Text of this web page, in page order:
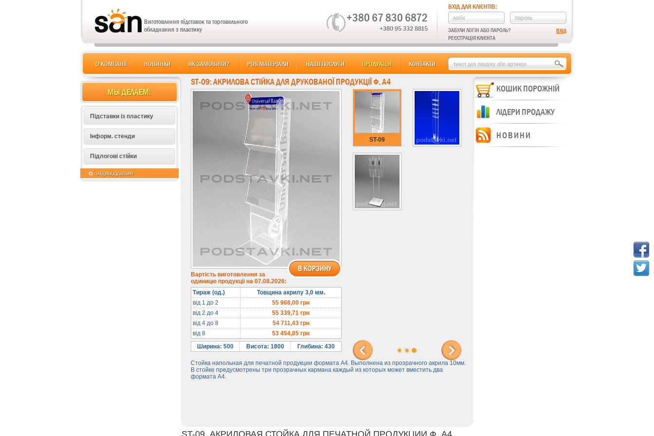
Виготовлення підставок та торговельного
обладнання з пластику
+380 67 830 6872
+380 95 332 8815
ВХІД ДЛЯ КЛІЄНТІВ:
ЗАБУЛИ ЛОГІН АБО ПАРОЛЬ?
РЕЄСТРАЦІЯ КЛІЄНТА
О КОМПАНІЇ НОВИНКИ ЯК ЗАМОВИТИ? POS МАТЕРІАЛИ НАШІ ПОСЛУГИ ПРОДУКЦІЯ КОНТАКТИ
МЫ ДЕЛАЕМ:
Підставки із пластику
Інформ. стенди
Підлогові стійки
Індивідуальні
ST-09. АКРИЛОВАЯ СТОЙКА ДЛЯ ПЕЧАТНОЙ ПРОДУКЦИИ Ф. А4.
ST-09: АКРИЛОВА СТІЙКА ДЛЯ ДРУКОВАНОЇ ПРОДУКЦІЇ Ф. А4
Вартість виготовлення за
одиницю продукції на 07.08.2026:
Тираж (од.)
Товщина акрилу 3,0 мм.
від 1 до 2
55 968,00 грн
від 2 до 4
55 339,71 грн
від 4 до 8
54 711,43грн
від 8
53 454,85 грн
Ширина: 500
Висота: 1800 Глибина: 430
Стойка напольная для печатной продукции формата А4. Выполнена из прозрачного акрила 10мм.
В стойке предусмотрены три прозрачных кармана каждый из которых может вместить два
формата А4.
ST-09
КОШИК ПОРОЖНІЙ
ЛІДЕРИ ПРОДАЖУ
НОВИНИ